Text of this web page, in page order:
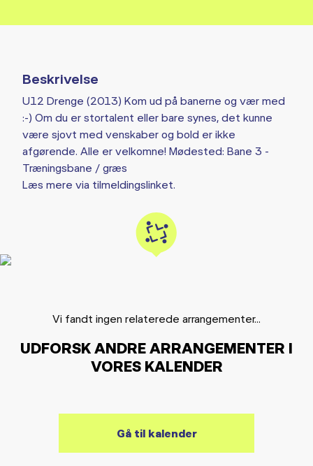
Beskrivelse
U12 Drenge (2013) Kom ud på banerne og vær med
:-) Om du er stortalent eller bare synes, det kunne
være sjovt med venskaber og bold er ikke
afgørende. Alle er velkomne! Mødested: Bane 3 -
Træningsbane / græs
Læs mere via tilmeldingslinket.
Vi fandt ingen relaterede arrangementer...
UDFORSK ANDRE ARRANGEMENTER I
VORES KALENDER
Gå til kalender